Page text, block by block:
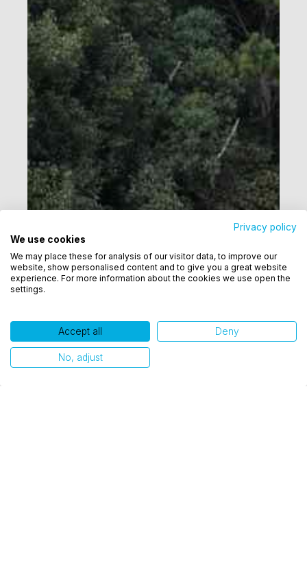
Utilizamos cookies para oferecer melhor
experiência, melhorar o desempenho, analisar
como você interage em nosso site e personalizar
conteúdo. Ao utilizar este site, você concorda com
Ok, entendi!
Privacy policy
We use cookies
We may place these for analysis of our visitor data, to improve our
website, show personalised content and to give you a great website
experience. For more information about the cookies we use open the
settings.
Accept all Deny
No, adjust